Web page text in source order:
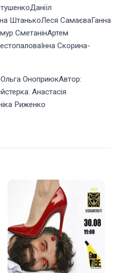
ШтанькоЛеся СамаєваГанна
СметанінАртем
Скорина-
ОноприюкАвтор:
Анастасія
Риженко